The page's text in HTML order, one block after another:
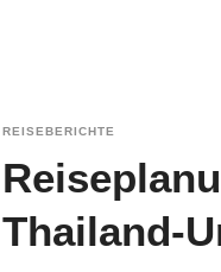
REISEBERICHTE
Thailand-